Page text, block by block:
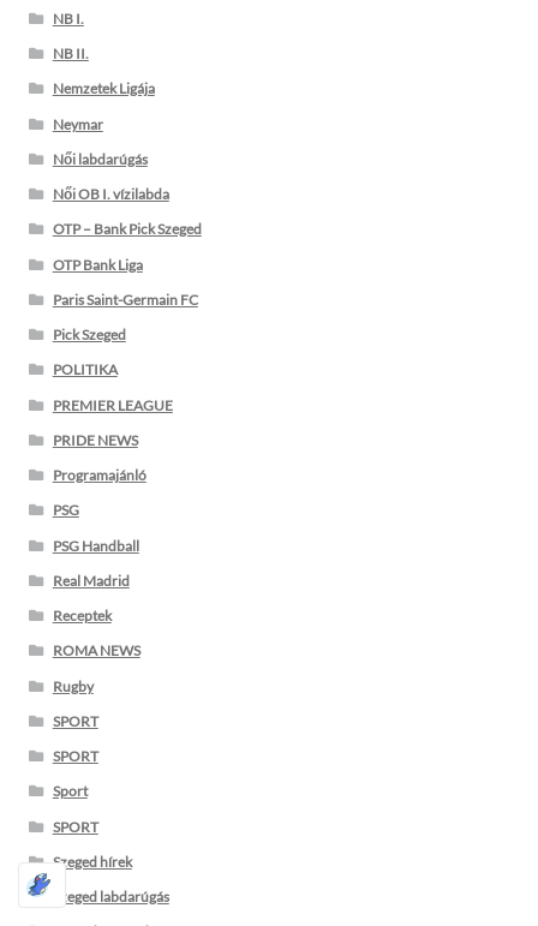
NB I.
NB II.
Nemzetek Ligája
Neymar
Női labdarúgás
Női OB I. vízilabda
OTP – Bank Pick Szeged
OTP Bank Liga
Paris Saint-Germain FC
Pick Szeged
POLITIKA
PREMIER LEAGUE
PRIDE NEWS
Programajánló
PSG
PSG Handball
Real Madrid
Receptek
ROMA NEWS
Rugby
SPORT
SPORT
Sport
SPORT
Szeged hírek
Szeged labdarúgás